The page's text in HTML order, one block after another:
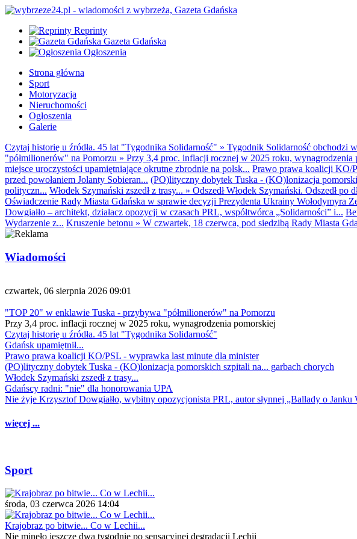
Reprinty
Gazeta Gdańska
Ogłoszenia
Strona główna
Sport
Motoryzacja
Nieruchomości
Ogłoszenia
Galerie
Czytaj historię u źródła. 45 lat "Tygodnika Solidarność" » Tygodnik Solidarność obchodzi
"półmilionerów" na Pomorzu » Przy 3,4 proc. inflacji rocznej w 2025 roku, wynagrodzenia
miejsce uroczystości upamiętniające okrutne zbrodnie na polsk... Prawo prawa koalicji KO/
przed powołaniem Jolanty Sobieran... (PO)lityczny dobytek Tuska - (KO)lonizacja
polityczn... Włodek Szymański zszedł z trasy... » Odszedł Włodek Szymański. Odszedł po
Oświadczenie Rady Miasta Gdańska w sprawie decyzji Prezydenta Ukrainy Wołodymyra
Dowgiałło – architekt, działacz opozycji w czasach PRL, współtwórca „Solidarności” i...
Wydarzenie z... Kruszenie betonu » W czwartek, 18 czerwca, pod siedzibą Rady Miasta
Wiadomości
czwartek, 06 sierpnia 2026 09:01
"TOP 20" w enklawie Tuska - przybywa "półmilionerów" na Pomorzu
Przy 3,4 proc. inflacji rocznej w 2025 roku, wynagrodzenia pomorskiej
Czytaj historię u źródła. 45 lat "Tygodnika Solidarność"
Gdańsk upamiętnił...
Prawo prawa koalicji KO/PSL - wyprawka last minute dla minister
(PO)lityczny dobytek Tuska - (KO)lonizacja pomorskich szpitali na... garbach chorych
Włodek Szymański zszedł z trasy...
Gdańscy radni: "nie" dla honorowania UPA
Nie żyje Krzysztof Dowgiałło, wybitny opozycjonista PRL, autor słynnej „Ballady o Janku
więcej ...
Sport
środa, 03 czerwca 2026 14:04
Krajobraz po bitwie... Co w Lechii...
Nie minęło jeszcze dwa tygodnie po sensacyjnej degradacji Lechii